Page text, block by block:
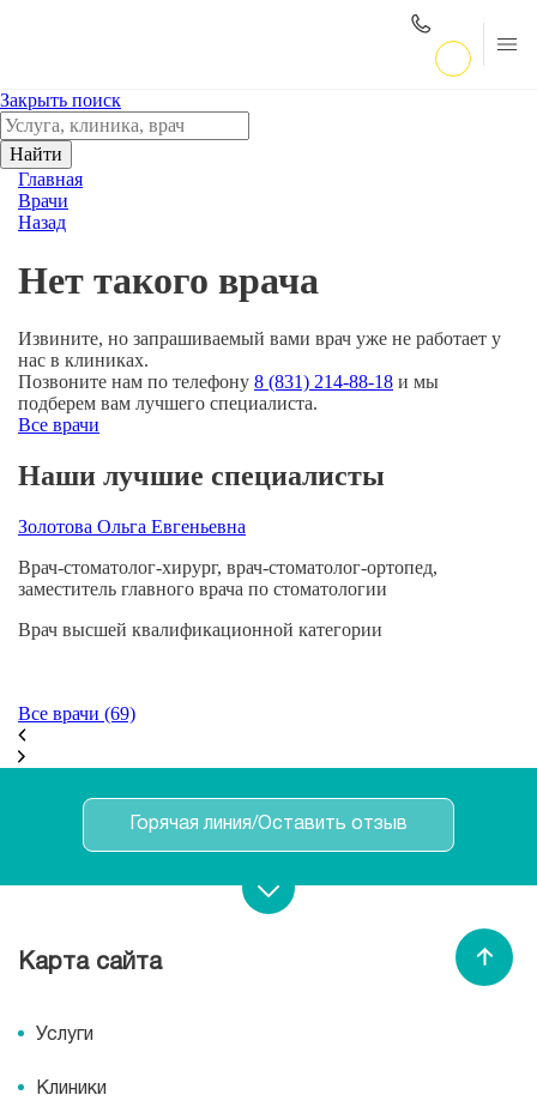
Закрыть поиск
Найти
Главная
Врачи
Назад
Нет такого врача
Извините, но запрашиваемый вами врач уже не работает у
нас в клиниках.
Позвоните нам по телефону 8 (831) 214-88-18 и мы
подберем вам лучшего специалиста.
Все врачи
Наши лучшие специалисты
Золотова Ольга Евгеньевна
Врач-стоматолог-хирург, врач-стоматолог-ортопед,
заместитель главного врача по стоматологии
Врач высшей квалификационной категории
Все врачи (69)
Горячая линия/Оставить отзыв
Записаться на прием
Карта сайта
Услуги
Клиники